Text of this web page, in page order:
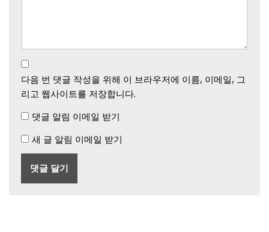
다음 번 댓글 작성을 위해 이 브라우저에 이름, 이메일, 그
리고 웹사이트를 저장합니다.
댓글 알림 이메일 받기
새 글 알림 이메일 받기